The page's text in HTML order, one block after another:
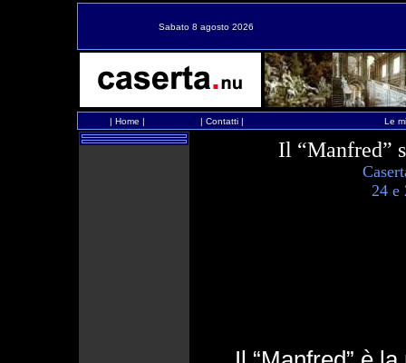
Sabato 8 agosto 2026
| Home | | Contatti| Le
Il “Manfred”
24 e